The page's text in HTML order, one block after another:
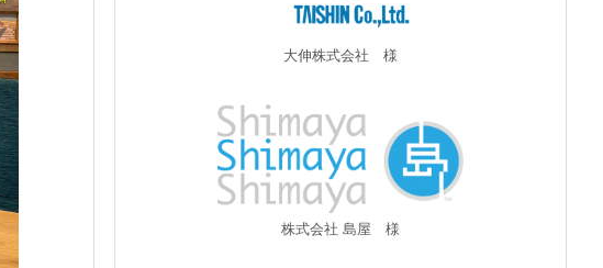
大伸株式会社 様
株式会社 島屋 様